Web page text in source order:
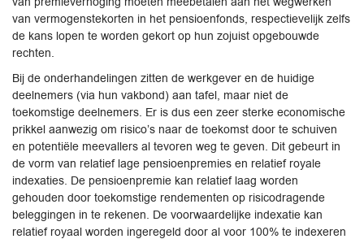
van vermogenstekorten in het pensioenfonds, respectievelijk zelfs
de kans lopen te worden gekort op hun zojuist opgebouwde
rechten.
Bij de onderhandelingen zitten de werkgever en de huidige
deelnemers (via hun vakbond) aan tafel, maar niet de
toekomstige deelnemers. Er is dus een zeer sterke economische
prikkel aanwezig om risico’s naar de toekomst door te schuiven
en potentiële meevallers al tevoren weg te geven. Dit gebeurt in
de vorm van relatief lage pensioenpremies en relatief royale
indexaties. De pensioenpremie kan relatief laag worden
gehouden door toekomstige rendementen op risicodragende
beleggingen in te rekenen. De voorwaardelijke indexatie kan
relatief royaal worden ingeregeld door al voor 100% te indexeren